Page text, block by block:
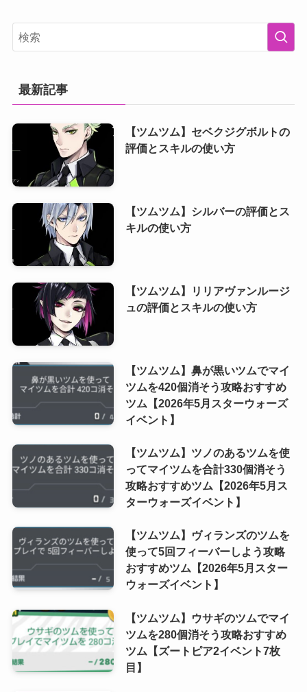
最新記事
【ツムツム】セベクジグボルトの
評価とスキルの使い方
【ツムツム】シルバーの評価とス
キルの使い方
【ツムツム】リリアヴァンルージ
ュの評価とスキルの使い方
【ツムツム】鼻が黒いツムでマイ
ツムを420個消そう攻略おすすめ
ツム【2026年5月スターウォーズ
イベント】
【ツムツム】ツノのあるツムを使
ってマイツムを合計330個消そう
攻略おすすめツム【2026年5月ス
ターウォーズイベント】
【ツムツム】ヴィランズのツムを
使って5回フィーバーしよう攻略
おすすめツム【2026年5月スター
ウォーズイベント】
【ツムツム】ウサギのツムでマイ
ツムを280個消そう攻略おすすめ
ツム【ズートピア2イベント7枚
目】